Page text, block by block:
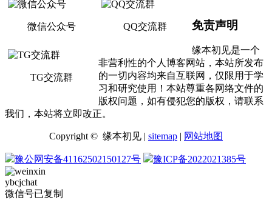
微信公众号 QQ交流群
TG交流群
免责声明
缘本初见是一个
非营利性的个人博客网站，本站所发布
的一切内容均来自互联网，仅限用于学
习和研究使用！本站尊重各网络文件的
版权问题，如有侵犯您的版权，请联系
我们，本站将立即改正。
Copyright © 缘本初见 | sitemap | 网站地图
豫公网安备41162502150127号 豫ICP备2022021385号
ybcjchat
微信号已复制